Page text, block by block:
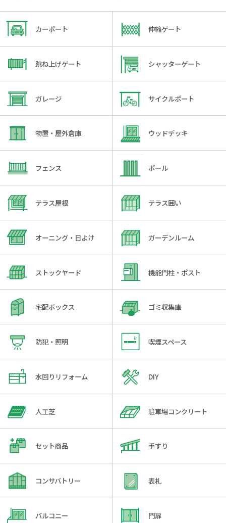
カーポート 伸縮ゲート
跳ね上げゲート シャッターゲート
ガレージ サイクルポート
物置・屋外倉庫 ウッドデッキ
フェンス ポール
テラス屋根 テラス囲い
オーニング・日よけ ガーデンルーム
ストックヤード 機能門柱・ポスト
宅配ボックス ゴミ収集庫
防犯・照明 喫煙スペース
水回りリフォーム DIY
人工芝 駐車場コンクリート
セット商品 手すり
コンサバトリー 表札
バルコニー 門扉